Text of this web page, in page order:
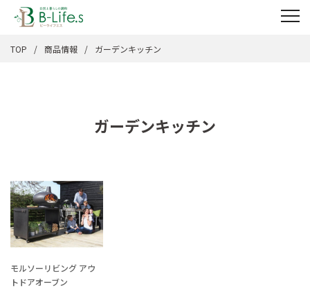
TOP 商品情報 ガーデンキッチン
ガーデンキッチン
モルソーリビング アウ
トドアオーブン